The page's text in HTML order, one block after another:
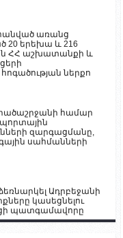
առանց
20 երեխա և 216
ՀՀ աշխատանքի և
ներքո
համար
զարգացմանը,
սահմանների
Ադրբեջանի
կասեցնելու
պատգամավորը